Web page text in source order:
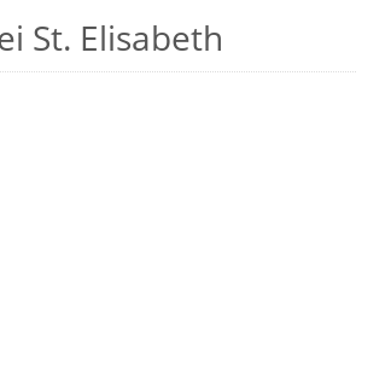
St. Elisabeth